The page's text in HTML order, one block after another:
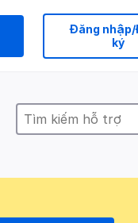
Đăng
ký